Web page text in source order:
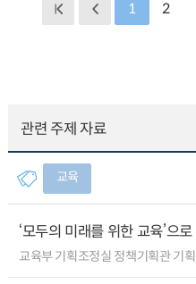
1 2
관련 주제 자료
교육
‘모두의 미래를 위한 교육’으
교육부 기획조정실 정책기획관 기